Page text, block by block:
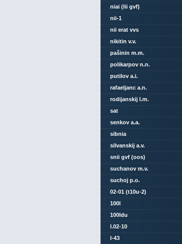
niai (lii gvf)
nii-1
nii erat vvs
nikitin v.v.
pašinin m.m.
polikarpov n.n.
putilov a.i.
rafaeljanc a.n.
rodijanskij l.m.
sat
senkov a.a.
sibnia
silvanskij a.v.
snii gvf (oos)
suchanov m.v.
suchoj p.o.
02-01 (t10u-2)
100l
100ldu
l.02-10
l-43